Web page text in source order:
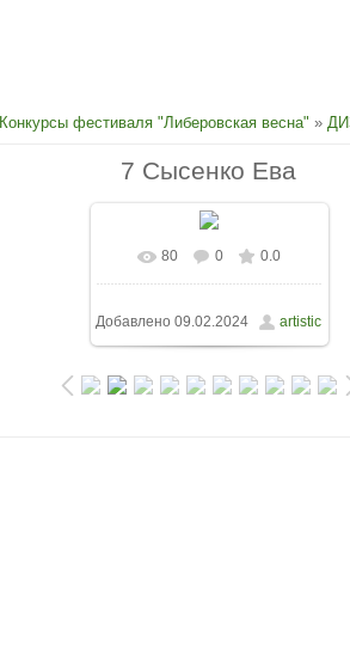
Конкурсы фестиваля "Либеровская весна" »
7 Сысенко Ева
80 0 0.0
Добавлено 09.02.2024 artistic